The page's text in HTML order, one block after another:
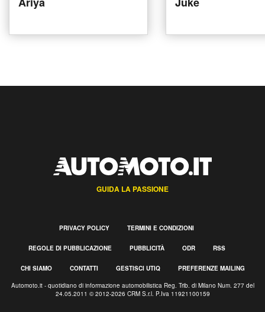
GUIDA LA PASSIONE
PRIVACY POLICY TERMINI E CONDIZIONI
REGOLE DI PUBBLICAZIONE PUBBLICITÀ ODR RSS
CHI SIAMO CONTATTI GESTISCI UTIQ PREFERENZE MAILING
Automoto.it - quotidiano di informazione automobilistica Reg. Trib. di Milano Num. 277 del
24.05.2011 © 2012-2026 CRM S.r.l. P.Iva 11921100159